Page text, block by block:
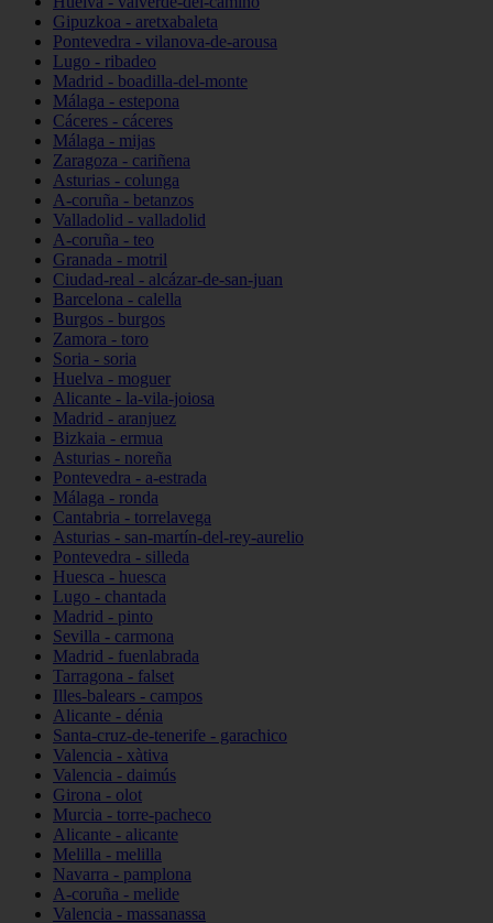
Gipuzkoa - aretxabaleta
Pontevedra - vilanova-de-arousa
Lugo - ribadeo
Madrid - boadilla-del-monte
Málaga - estepona
Cáceres - cáceres
Málaga - mijas
Zaragoza - cariñena
Asturias - colunga
A-coruña - betanzos
Valladolid - valladolid
A-coruña - teo
Granada - motril
Ciudad-real - alcázar-de-san-juan
Barcelona - calella
Burgos - burgos
Zamora - toro
Soria - soria
Huelva - moguer
Alicante - la-vila-joiosa
Madrid - aranjuez
Bizkaia - ermua
Asturias - noreña
Pontevedra - a-estrada
Málaga - ronda
Cantabria - torrelavega
Asturias - san-martín-del-rey-aurelio
Pontevedra - silleda
Huesca - huesca
Lugo - chantada
Madrid - pinto
Sevilla - carmona
Madrid - fuenlabrada
Tarragona - falset
Illes-balears - campos
Alicante - dénia
Santa-cruz-de-tenerife - garachico
Valencia - xàtiva
Valencia - daimús
Girona - olot
Murcia - torre-pacheco
Alicante - alicante
Melilla - melilla
Navarra - pamplona
A-coruña - melide
Valencia - massanassa